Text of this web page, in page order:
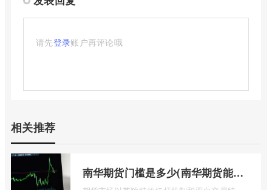
请先登录账户再评论哦
相关推荐
南华期货门槛是多少(南华期货能做国际期货吗)